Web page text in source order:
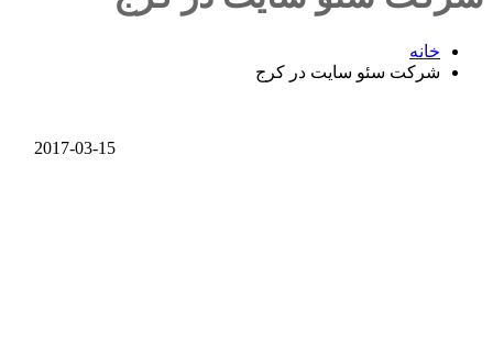
خانه
شرکت سئو سایت در کرج
2017-03-15